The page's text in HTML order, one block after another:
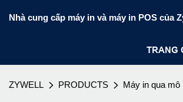
Nhà cung cấp máy in và máy in POS của
TRANG
ZYWELL PRODUCTS Máy in qua mô